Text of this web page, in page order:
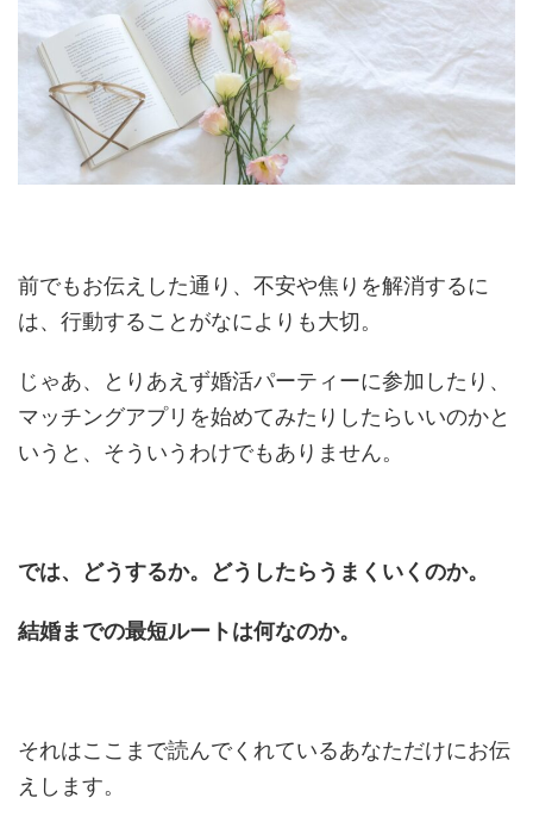
前でもお伝えした通り、不安や焦りを解消するに
は、行動することがなによりも大切。
じゃあ、とりあえず婚活パーティーに参加したり、
マッチングアプリを始めてみたりしたらいいのかと
いうと、そういうわけでもありません。
では、どうするか。どうしたらうまくいくのか。
結婚までの最短ルートは何なのか。
それはここまで読んでくれているあなただけにお伝
えします。